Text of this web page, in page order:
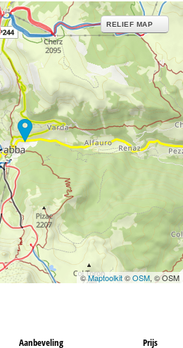
RELIEF MAP
©Maptoolkit©OSM, © OSM
Aanbeveling Prijs